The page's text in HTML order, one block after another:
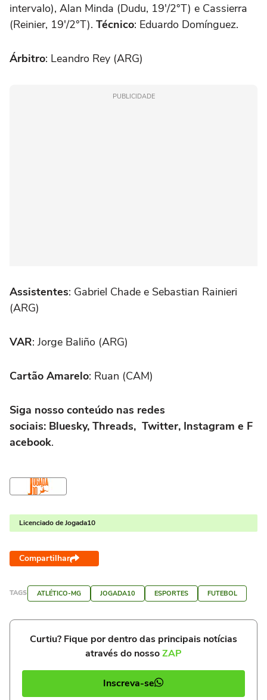
intervalo), Alan Minda (Dudu, 19'/2°T) e Cassierra
(Reinier, 19'/2°T). Técnico: Eduardo Domínguez.
Árbitro: Leandro Rey (ARG)
PUBLICIDADE
Assistentes: Gabriel Chade e Sebastian Rainieri
(ARG)
VAR: Jorge Baliño (ARG)
Cartão Amarelo: Ruan (CAM)
Siga nosso conteúdo nas redes
sociais: Bluesky, Threads, Twitter, Instagram e F
acebook.
Licenciado de Jogada10
Compartilhar
TAGS ATLÉTICO-MG JOGADA10 ESPORTES FUTEBOL
Curtiu? Fique por dentro das principais notícias
através do nossoZAP
Inscreva-se